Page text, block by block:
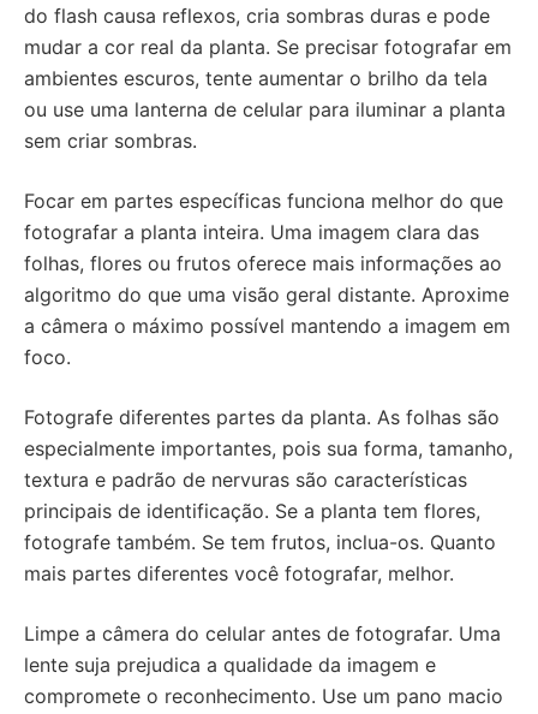
do flash causa reflexos, cria sombras duras e pode
mudar a cor real da planta. Se precisar fotografar em
ambientes escuros, tente aumentar o brilho da tela
ou use uma lanterna de celular para iluminar a planta
sem criar sombras.
Focar em partes específicas funciona melhor do que
fotografar a planta inteira. Uma imagem clara das
folhas, flores ou frutos oferece mais informações ao
algoritmo do que uma visão geral distante. Aproxime
a câmera o máximo possível mantendo a imagem em
foco.
Fotografe diferentes partes da planta. As folhas são
especialmente importantes, pois sua forma, tamanho,
textura e padrão de nervuras são características
principais de identificação. Se a planta tem flores,
fotografe também. Se tem frutos, inclua-os. Quanto
mais partes diferentes você fotografar, melhor.
Limpe a câmera do celular antes de fotografar. Uma
lente suja prejudica a qualidade da imagem e
compromete o reconhecimento. Use um pano macio